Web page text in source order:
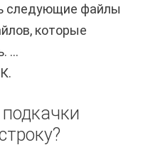
следующие файлы
которые
...